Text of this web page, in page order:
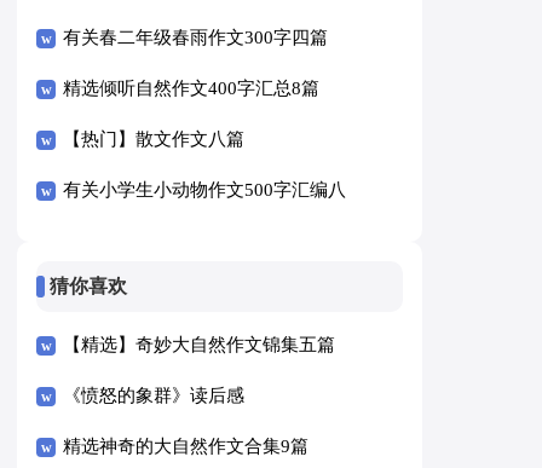
有关春二年级春雨作文300字四篇
精选倾听自然作文400字汇总8篇
【热门】散文作文八篇
有关小学生小动物作文500字汇编八
猜你喜欢
【精选】奇妙大自然作文锦集五篇
《愤怒的象群》读后感
精选神奇的大自然作文合集9篇